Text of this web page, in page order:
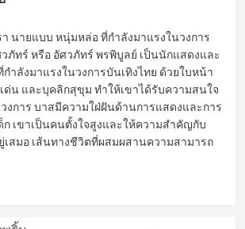
นายแบบ หนุ่มหล่อ ที่กำลังมาแรงในวงการ
ภัทร์ หรือ อัศวภัทร์ พรพิบูลย์ เป็นนักแสดงและ
ำลังมาแรงในวงการบันเทิงไทย ด้วยใบหน้า
ด่น และบุคลิกสุขุม ทำให้เขาได้รับความสนใจ
งการ บาสมีความใฝ่ฝันด้านการแสดงและการ
ก เขาเป็นคนตั้งใจสูงและให้ความสำคัญกับ
เสมอ เส้นทางชีวิตที่ผสมผสานความสามารถ